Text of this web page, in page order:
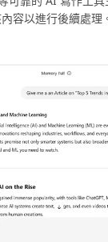
容以進行後續處理